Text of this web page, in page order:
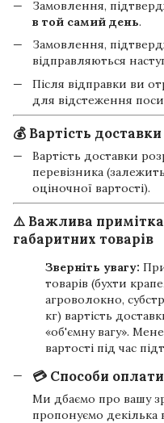
Замовлення,
в той самий день.
Замовлення,
відправляються
Після відправки ви
для відстеження
💰 Вартість доставки
Вартість доставки
перевізника
оціночної вартості).
⚠️ Важлива
габаритних товарів
Зверніть увагу:
товарів (бухти
агроволокно,
кг) вартість
«об'ємну вагу».
вартості під час
💳 Способи оплати
Ми дбаємо про вашу
пропонуємо декілька